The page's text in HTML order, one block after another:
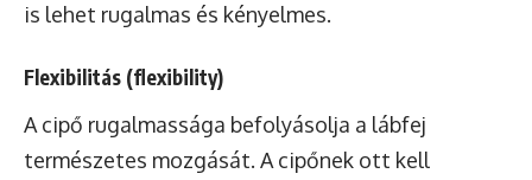
is lehet rugalmas és kényelmes.
Flexibilitás (flexibility)
A cipő rugalmassága befolyásolja a lábfej
természetes mozgását. A cipőnek ott kell